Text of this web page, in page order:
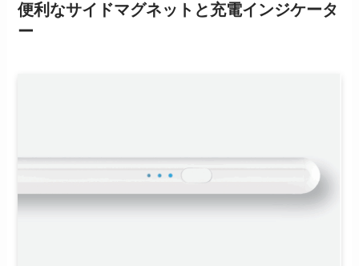
便利なサイドマグネットと充電インジケータ
ー